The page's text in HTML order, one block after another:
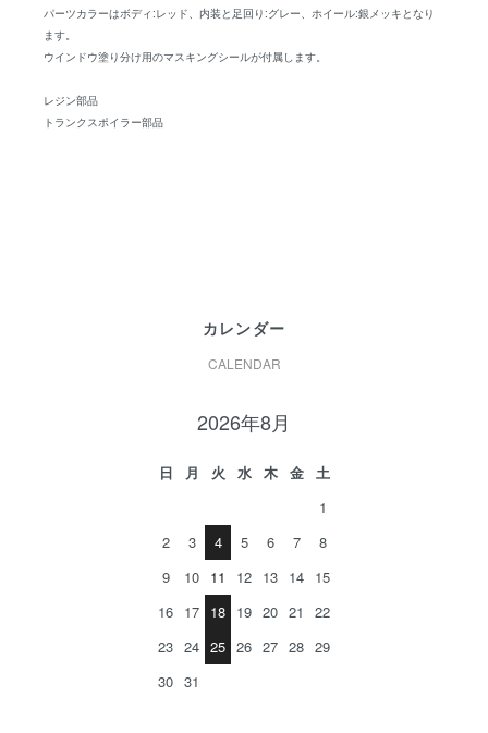
パーツカラーはボディ:レッド、内装と足回り:グレー、ホイール:銀メッキとなり
ます。
ウインドウ塗り分け用のマスキングシールが付属します。
レジン部品
トランクスポイラー部品
カレンダー
CALENDAR
2026年8月
日 月 火 水 木 金
土
1
2
3 4 5 6 7
8
9
10 11 12 13 14 15
16 17 18 19 20 21
22
23 24 25 26 27 28 29
30 31